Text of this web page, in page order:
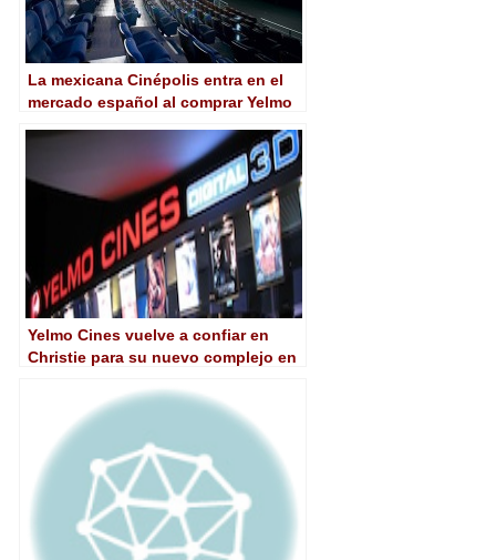
La mexicana Cinépolis entra en el
mercado español al comprar Yelmo
Yelmo Cines vuelve a confiar en
Christie para su nuevo complejo en